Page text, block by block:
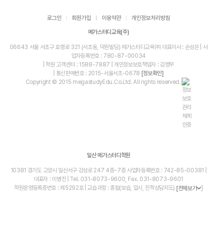
로그인 회원가입 이용약관 개인정보처리방침
메가스터디교육(주)
06643 서울 서초구 효령로 321 (서초동, 덕원빌딩) 메가스터디교육㈜ 대표이사 : 손성은 | 사
업자등록번호 : 780-87-00034
| 학원 고객센터 : 1588-7887 | 개인정보보호책임자 : 김영무
| 통신판매번호 : 2015-서울서초-0678 [정보확인]
Copyright © 2015 megastudyEdu.Co.Ltd. All rights reserved.
일산 메가스터디학원
10381 경기도 고양시 일산서구 강성로 247 4층~7층 사업자등록번호 : 742-85-00381 |
대표자 : 이병진 | Tel. 031-8073-9600, Fax. 031-8073-9601
학원운영등록증번호 : 제5292호 | 교습과정 : 종합(보습, 입시, 진학상담지도) [전체보기 ]